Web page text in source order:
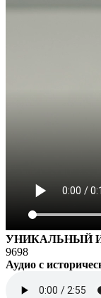
УНИКАЛЬНЫЙ
9698
Аудио с